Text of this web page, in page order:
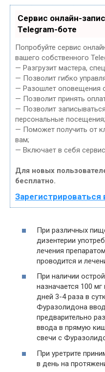
Сервис онлайн-
Telegram-боте
Попробуйте сервис
вашего собственного
— Разгрузит мастера,
— Позволит гибко
— Разошлет оповещения
— Позволит принять
— Позволит
персональные посещения;
— Поможет получить от
вам;
— Включает в себя
Для новых
бесплатно.
Зарегистрироваться
При различных
дизентерии
лечения
проводится и
При наличии
назначается 100
дней 3-4 раза в
Фуразолидона
предварительно
ввода в прямую
свечи с
При уретрите
в день на